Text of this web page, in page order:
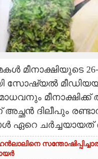
മകൾ മീനാക്ഷിയുടെ
മീഡിയയിൽ
അച്ഛൻ ദിലീപും
ഏറെ ചർച്ചയായത്